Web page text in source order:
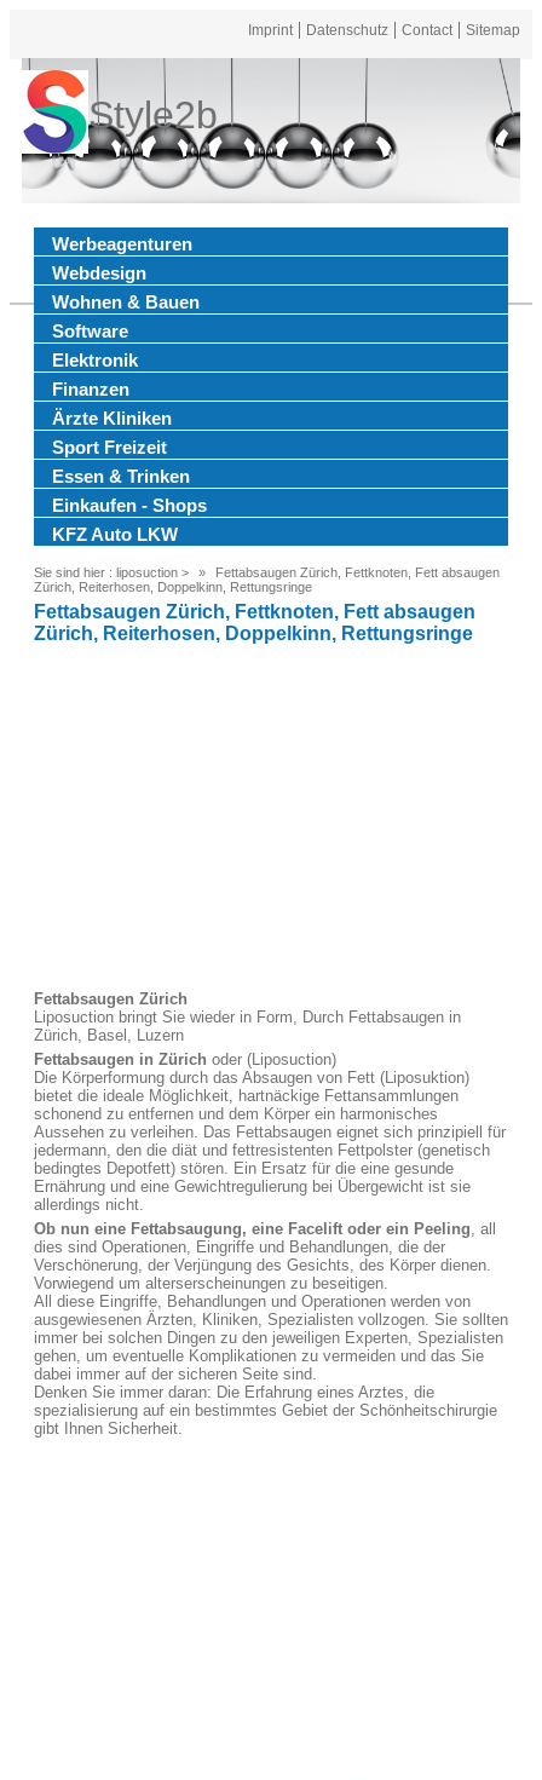
Imprint Datenschutz Contact Sitemap
Style2b
Werbeagenturen
Webdesign
Wohnen & Bauen
Software
Elektronik
Finanzen
Ärzte Kliniken
Sport Freizeit
Essen & Trinken
Einkaufen - Shops
KFZ Auto LKW
Sie sind hier : liposuction >
Fettabsaugen Zürich, Fettknoten, Fett absaugen
Zürich, Reiterhosen, Doppelkinn, Rettungsringe
Fettabsaugen Zürich, Fettknoten, Fett absaugen
Zürich, Reiterhosen, Doppelkinn, Rettungsringe
Fettabsaugen Zürich
Liposuction bringt Sie wieder in Form, Durch Fettabsaugen in
Zürich, Basel, Luzern
Fettabsaugen in Zürich oder (Liposuction)
Die Körperformung durch das Absaugen von Fett (Liposuktion)
bietet die ideale Möglichkeit, hartnäckige Fettansammlungen
schonend zu entfernen und dem Körper ein harmonisches
Aussehen zu verleihen. Das Fettabsaugen eignet sich prinzipiell für
jedermann, den die diät und fettresistenten Fettpolster (genetisch
bedingtes Depotfett) stören. Ein Ersatz für die eine gesunde
Ernährung und eine Gewichtregulierung bei Übergewicht ist sie
allerdings nicht.
Ob nun eine Fettabsaugung, eine Facelift oder ein Peeling, all
dies sind Operationen, Eingriffe und Behandlungen, die der
Verschönerung, der Verjüngung des Gesichts, des Körper dienen.
Vorwiegend um alterserscheinungen zu beseitigen.
All diese Eingriffe, Behandlungen und Operationen werden von
ausgewiesenen Ärzten, Kliniken, Spezialisten vollzogen. Sie sollten
immer bei solchen Dingen zu den jeweiligen Experten, Spezialisten
gehen, um eventuelle Komplikationen zu vermeiden und das Sie
dabei immer auf der sicheren Seite sind.
Denken Sie immer daran: Die Erfahrung eines Arztes, die
spezialisierung auf ein bestimmtes Gebiet der Schönheitschirurgie
gibt Ihnen Sicherheit.